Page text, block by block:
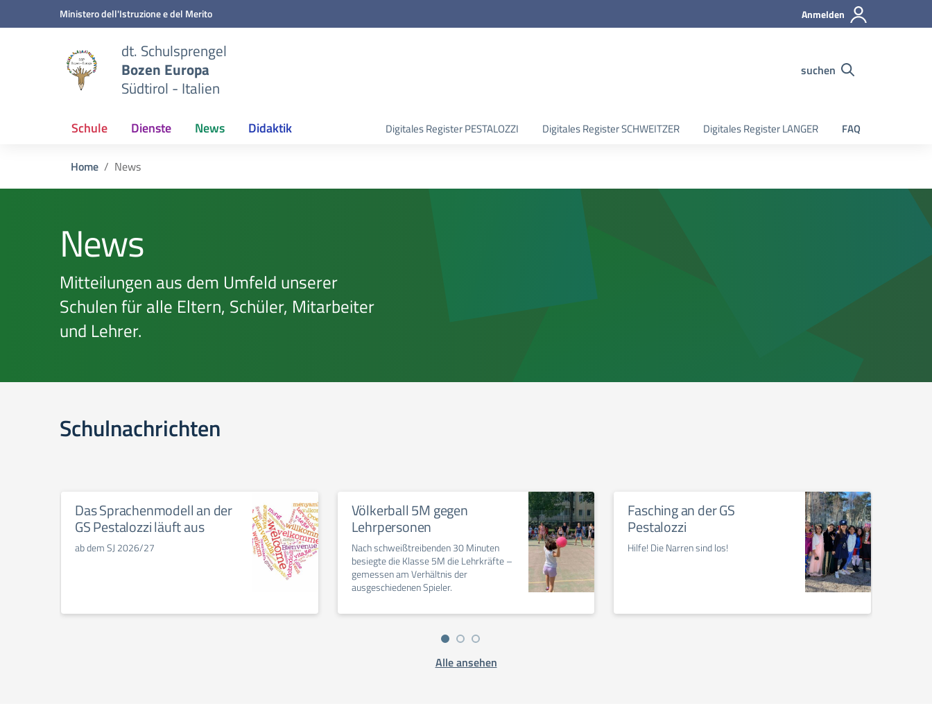
Zum Inhalt springen
Zum Navigationsmenü springen
Zur Fußzeile springenMinistero dell'Istruzione e del Merito Anmelden
dt. Schulsprengel
Bozen Europa
Südtirol - Italien
suchen
Schule Dienste News Didaktik Digitales Register PESTALOZZI Digitales Register SCHWEITZER Digitales Register LANGER FAQ
Home News
News
Mitteilungen aus dem Umfeld unserer
Schulen für alle Eltern, Schüler, Mitarbeiter
und Lehrer.
Schulnachrichten
Das Sprachenmodell an der
GS Pestalozzi läuft aus
ab dem SJ 2026/27
Völkerball 5M gegen
Lehrpersonen
Nach schweißtreibenden 30 Minuten
besiegte die Klasse 5M die Lehrkräfte –
gemessen am Verhältnis der
ausgeschiedenen Spieler.
Fasching an der GS
Pestalozzi
Hilfe! Die Narren sind los!
Alle ansehen